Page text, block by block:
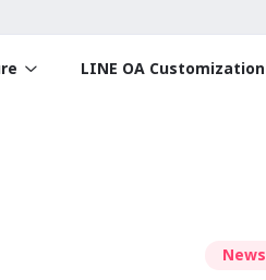
LINE OA Customization
News